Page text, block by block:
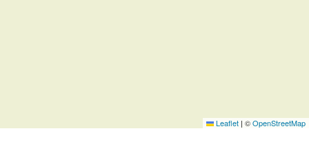
Leaflet | ©OpenStreetMap